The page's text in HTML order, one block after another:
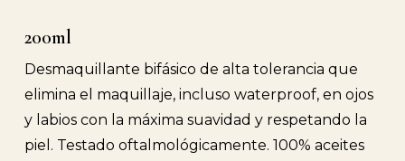
200ml
Desmaquillante bifásico de alta tolerancia que
elimina el maquillaje, incluso waterproof, en ojos
y labios con la máxima suavidad y respetando la
piel. Testado oftalmológicamente. 100% aceites